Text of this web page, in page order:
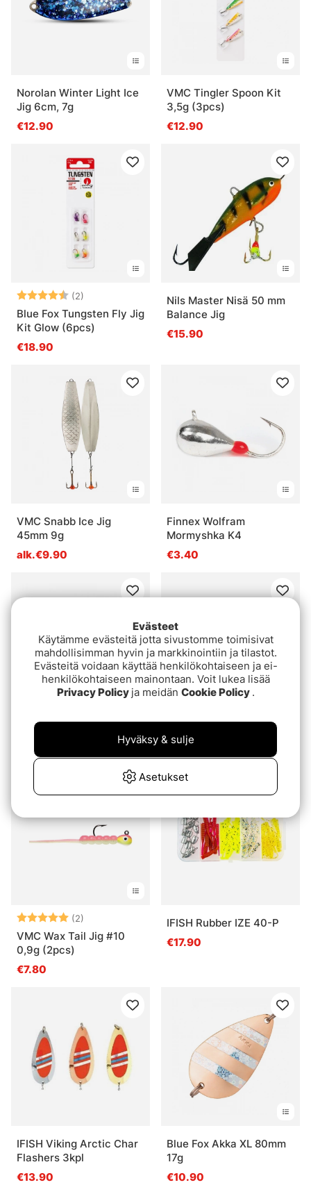
Norolan Winter Light Ice
Jig 6cm, 7g
€12.90
VMC Tingler Spoon Kit
3,5g (3pcs)
€12.90
Arvio: (2)
4.5 5:sta tähdestä
Blue Fox Tungsten Fly Jig
Kit Glow (6pcs)
€18.90
Nils Master Nisä 50 mm
Balance Jig
€15.90
VMC Snabb Ice Jig
45mm 9g
alk.€9.90
Finnex Wolfram
Mormyshka K4
€3.40
Lasto Balance Jig
alk.€4.10
Nils Master Balance Jig
alk.€16.90
Arvio: (2)
5.0 5:sta tähdestä
VMC Wax Tail Jig #10
0,9g (2pcs)
€7.80
IFISH Rubber IZE 40-P
€17.90
IFISH Viking Arctic Char
Flashers 3kpl
€13.90
Blue Fox Akka XL 80mm
17g
€10.90
Evästeet
Käytämme evästeitä jotta sivustomme toimisivat
mahdollisimman hyvin ja markkinointiin ja tilastot.
Evästeitä voidaan käyttää henkilökohtaiseen ja ei-
henkilökohtaiseen mainontaan. Voit lukea lisää
Privacy Policy ja meidän Cookie Policy .
Asetukset
Hyväksy & sulje